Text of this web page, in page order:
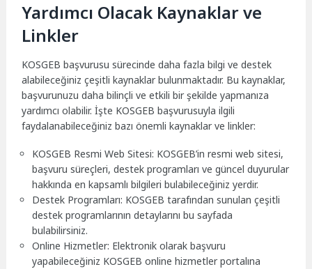
Yardımcı Olacak Kaynaklar ve
Linkler
KOSGEB başvurusu sürecinde daha fazla bilgi ve destek
alabileceğiniz çeşitli kaynaklar bulunmaktadır. Bu kaynaklar,
başvurunuzu daha bilinçli ve etkili bir şekilde yapmanıza
yardımcı olabilir. İşte KOSGEB başvurusuyla ilgili
faydalanabileceğiniz bazı önemli kaynaklar ve linkler:
KOSGEB Resmi Web Sitesi: KOSGEB’in resmi web sitesi,
başvuru süreçleri, destek programları ve güncel duyurular
hakkında en kapsamlı bilgileri bulabileceğiniz yerdir.
Destek Programları: KOSGEB tarafından sunulan çeşitli
destek programlarının detaylarını bu sayfada
bulabilirsiniz.
Online Hizmetler: Elektronik olarak başvuru
yapabileceğiniz KOSGEB online hizmetler portalına